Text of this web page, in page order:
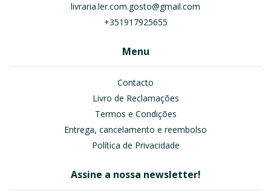
livraria.ler.com.gosto@gmail.com
+351917925655
Menu
Contacto
Livro de Reclamações
Termos e Condições
Entrega, cancelamento e reembolso
Política de Privacidade
Assine a nossa newsletter!